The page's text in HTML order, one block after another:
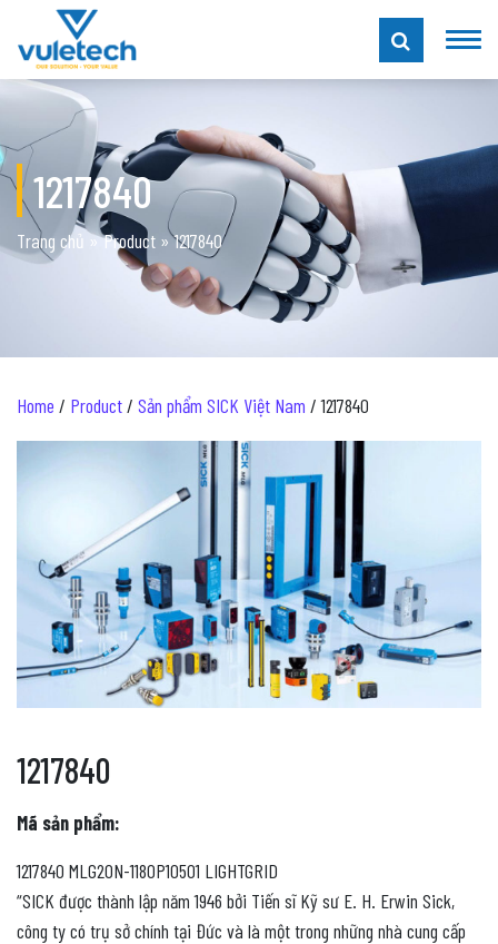
1217840
Trang chủ »Product »1217840
Home / Product/ Sản phẩm SICK Việt Nam / 1217840
1217840
Mã sản phẩm:
1217840 MLG20N-1180P10501 LIGHTGRID
“SICK được thành lập năm 1946 bởi Tiến sĩ Kỹ sư E. H. Erwin Sick,
công ty có trụ sở chính tại Đức và là một trong những nhà cung cấp